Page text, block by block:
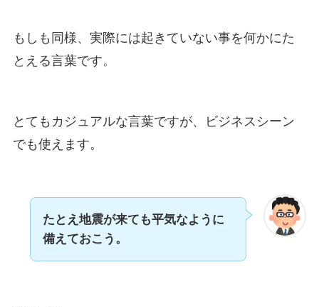
もしも同様、実際には起きていない事を何かにた
とえる言葉です。
とてもカジュアルな言葉ですが、ビジネスシーン
でも使えます。
たとえ地震が来ても平気なように
備えておこう。